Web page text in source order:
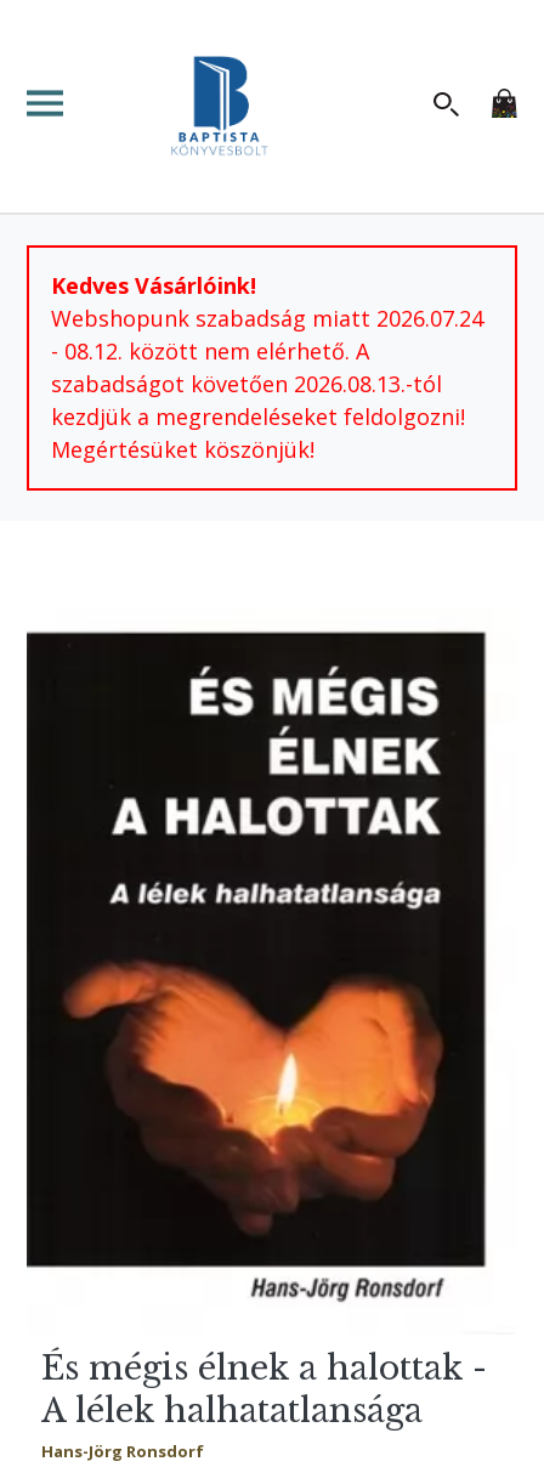
Kedves Vásárlóink!
Webshopunk szabadság miatt 2026.07.24
- 08.12. között nem elérhető. A
szabadságot követően 2026.08.13.-tól
kezdjük a megrendeléseket feldolgozni!
Megértésüket köszönjük!
És mégis élnek a halottak -
A lélek halhatatlansága
Hans-Jörg Ronsdorf